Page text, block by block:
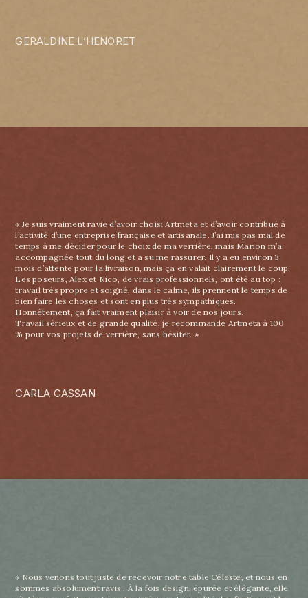
GERALDINE L’HENORET
« Je suis vraiment ravie d’avoir choisi Artmeta et d’avoir contribué à
l’activité d’une entreprise française et artisanale. J’ai mis pas mal de
temps à me décider pour le choix de ma verrière, mais Marion m’a
accompagnée tout du long et a su me rassurer. Il y a eu environ 3
mois d’attente pour la livraison, mais ça en valait clairement le coup.
Les poseurs, Alex et Nico, de vrais professionnels, ont été au top :
travail très propre et soigné, dans le calme, ils prennent le temps de
bien faire les choses et sont en plus très sympathiques.
Honnêtement, ça fait vraiment plaisir à voir de nos jours.
Travail sérieux et de grande qualité, je recommande Artmeta à 100
% pour vos projets de verrière, sans hésiter. »
CARLA CASSAN
« Nous venons tout juste de recevoir notre table Céleste, et nous en
sommes absolument ravis ! À la fois design, épurée et élégante, elle